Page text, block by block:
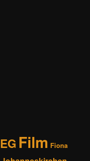
EG Film Fiona